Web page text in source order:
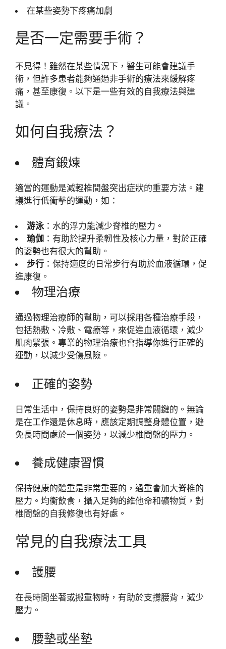
在某些姿勢下疼痛加劇
是否一定需要手術？
不見得！雖然在某些情況下，醫生可能會建議手
術，但許多患者能夠通過非手術的療法來緩解疼
痛，甚至康復。以下是一些有效的自我療法與建
議。
如何自我療法？
體育鍛煉
適當的運動是減輕椎間盤突出症狀的重要方法。建
議進行低衝擊的運動，如：
游泳：水的浮力能減少脊椎的壓力。
瑜伽 ：有助於提升柔韌性及核心力量，對於正確
的姿勢也有很大的幫助。
步行 ：保持適度的日常步行有助於血液循環，促
進康復。
物理治療
通過物理治療師的幫助，可以採用各種治療手段，
包括熱敷、冷敷、電療等，來促進血液循環，減少
肌肉緊張。專業的物理治療也會指導你進行正確的
運動，以減少受傷風險。
正確的姿勢
日常生活中，保持良好的姿勢是非常關鍵的。無論
是在工作還是休息時，應該定期調整身體位置，避
免長時間處於一個姿勢，以減少椎間盤的壓力。
養成健康習慣
保持健康的體重是非常重要的，過重會加大脊椎的
壓力。均衡飲食，攝入足夠的維他命和礦物質，對
椎間盤的自我修復也有好處。
常見的自我療法工具
護腰
在長時間坐著或搬重物時，有助於支撐腰背，減少
壓力。
腰墊或坐墊